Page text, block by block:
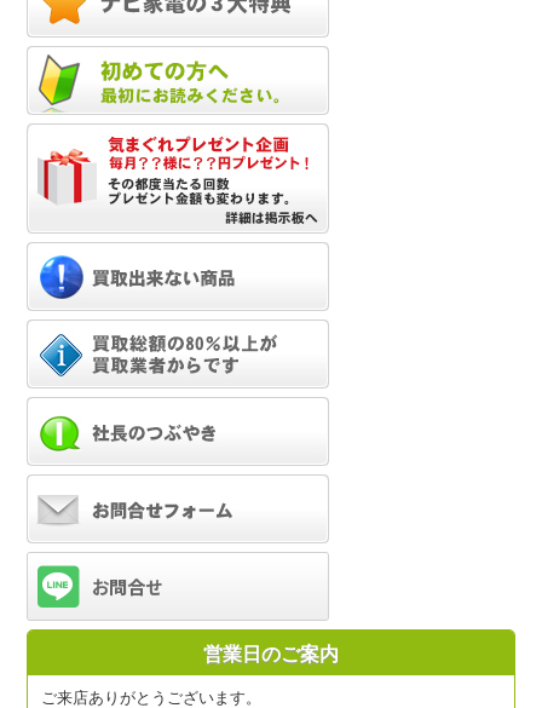
営業日のご案内
ご来店ありがとうございます。